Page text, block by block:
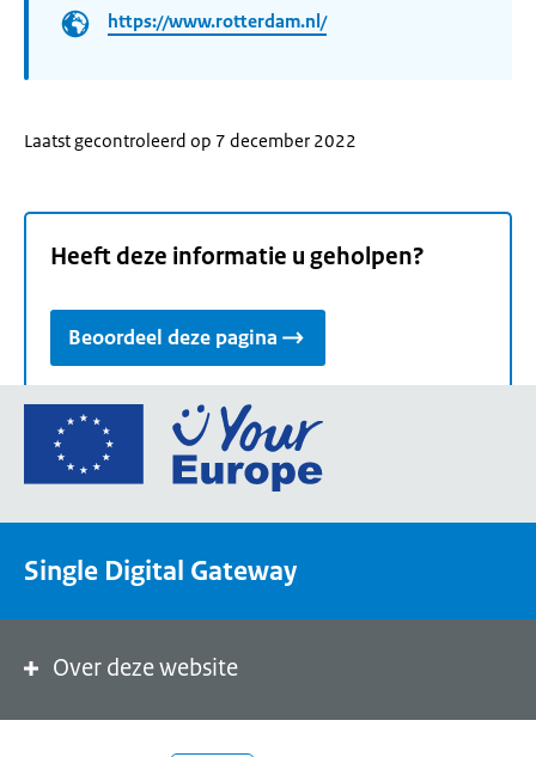
https://www.rotterdam.nl/
Laatst gecontroleerd op 7 december 2022
Heeft deze informatie u geholpen?
Beoordeel deze pagina
Ga
de
een
de
Single Digital Gateway
Over deze website